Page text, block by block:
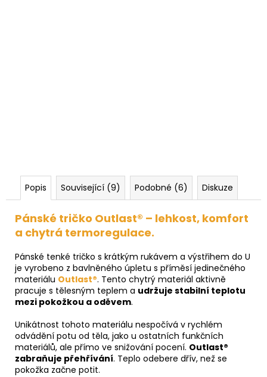
Popis Související (9) Podobné (6) Diskuze
Pánské tričko Outlast® – lehkost, komfort
a chytrá termoregulace.
Pánské tenké tričko s krátkým rukávem a výstřihem do U
je vyrobeno z bavlněného úpletu s příměsí jedinečného
materiálu Outlast®. Tento chytrý materiál aktivně
pracuje s tělesným teplem a udržuje stabilní teplotu
mezi pokožkou a oděvem.
Unikátnost tohoto materiálu nespočívá v rychlém
odvádění potu od těla, jako u ostatních funkčních
materiálů, ale přímo ve snižování pocení. Outlast®
zabraňuje přehřívání. Teplo odebere dřív, než se
pokožka začne potit.